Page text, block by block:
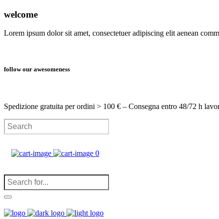
welcome
Lorem ipsum dolor sit amet, consectetuer adipiscing elit aenean
follow our awesomeness
Spedizione gratuita per ordini > 100 € – Consegna entro 48/72 h
0